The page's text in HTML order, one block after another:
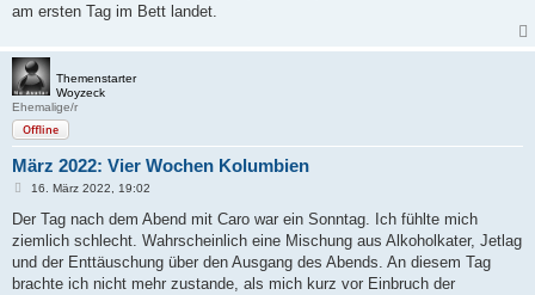
am ersten Tag im Bett landet.
Themenstarter
Woyzeck
Ehemalige/r
Offline
März 2022: Vier Wochen Kolumbien
B
i
r
a
16. März 2022, 19:02
Der Tag nach dem Abend mit Caro war ein Sonntag. Ich fühlte mich
ziemlich schlecht. Wahrscheinlich eine Mischung aus Alkoholkater, Jetlag
und der Enttäuschung über den Ausgang des Abends. An diesem Tag
brachte ich nicht mehr zustande, als mich kurz vor Einbruch der